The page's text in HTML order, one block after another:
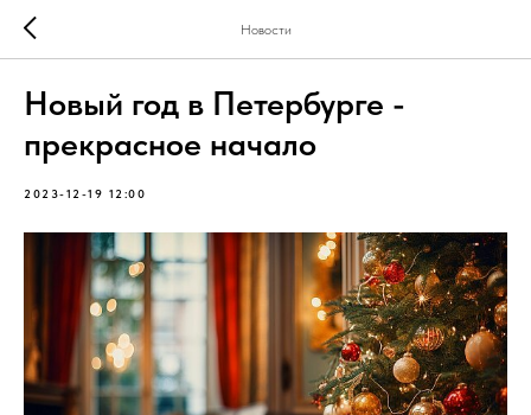
Новости
Новый год в Петербурге -
прекрасное начало
2023-12-19 12:00